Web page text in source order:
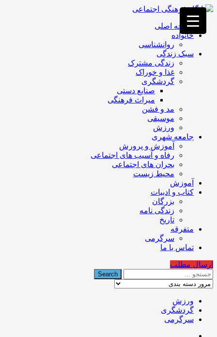
فصد
خون
غرب
تهران
خشکشویی
تصفیه
تهران
صفحه اصلی
خانواده
روانشناسی
سبک زندگی
زندگی مشترک
غذا و خوراک
گردشگری
صنایع دستی
میراث فرهنگی
مد و فشن
موسیقی
ورزش
جامعه شهری
آموزش و پرورش
رفاه و آسیب های اجتماعی
بحران های اجتماعی
محیط زیست
آموزش
کتاب و ادبیات
بزرگان
زندگی نامه
تاریخ
متفرقه
سرگرمی
تماس با ما
ارسال مطلب
ورزش
گردشگری
سرگرمی